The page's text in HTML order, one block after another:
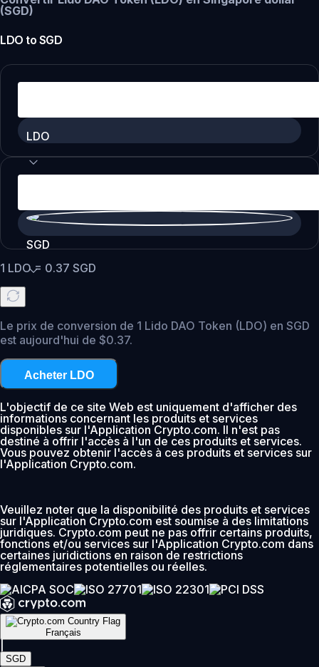
(SGD)
LDO to SGD
LDO
SGD
1 LDO= 0.37 SGD
Le prix de conversion de 1 Lido DAO Token (LDO) en SGD
est aujourd'hui de $0.37.
Acheter LDO
L'objectif de ce site Web est uniquement d'afficher des
informations concernant les produits et services
disponibles sur l'Application Crypto.com. Il n'est pas
destiné à offrir l'accès à l'un de ces produits et services.
Vous pouvez obtenir l'accès à ces produits et services sur
l'Application Crypto.com.
Veuillez noter que la disponibilité des produits et services
sur l'Application Crypto.com est soumise à des limitations
juridiques. Crypto.com peut ne pas offrir certains produits,
fonctions et/ou services sur l'Application Crypto.com dans
certaines juridictions en raison de restrictions
réglementaires potentielles ou réelles.
Français
SGD